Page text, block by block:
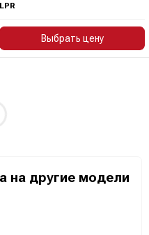
LPR
Выбрать цену
на другие модели